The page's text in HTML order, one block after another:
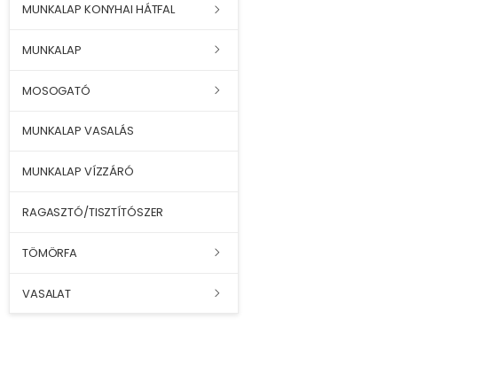
MUNKALAP KONYHAI HÁTFAL
MUNKALAP
MOSOGATÓ
MUNKALAP VASALÁS
MUNKALAP VÍZZÁRÓ
RAGASZTÓ/TISZTÍTÓSZER
TÖMÖRFA
VASALAT